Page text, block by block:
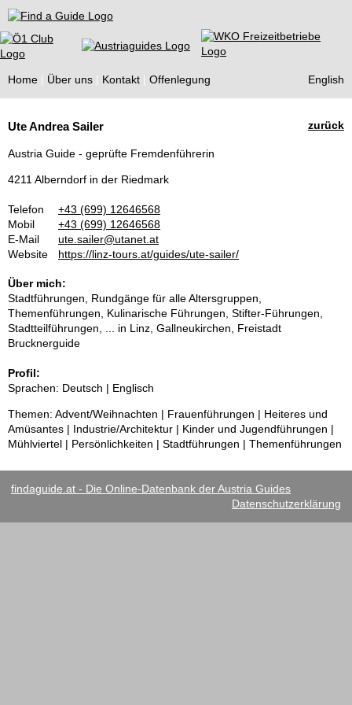
Find a Guide
Home Über uns Kontakt Offenlegung English
Guides
zurück
Ute Andrea Sailer
Austria Guide - geprüfte Fremdenführerin
4211 Alberndorf in der Riedmark
Telefon
+43 (699) 12646568
Mobil
+43 (699) 12646568
E-Mail
ute.sailer@utanet.at
Website
https://linz-tours.at/guides/ute-sailer/
Über mich:
Stadtführungen, Rundgänge für alle Altersgruppen,
Themenführungen, Kulinarische Führungen, Stifter-Führungen,
Stadtteilführungen, ... in Linz, Gallneukirchen, Freistadt
Brucknerguide
Profil:
Sprachen: Deutsch | Englisch
Themen: Advent/Weihnachten | Frauenführungen | Heiteres und
Amüsantes | Industrie/Architektur | Kinder und Jugendführungen |
Mühlviertel | Persönlichkeiten | Stadtführungen | Themenführungen
findaguide.at - Die Online-Datenbank der Austria Guides
Datenschutzerklärung